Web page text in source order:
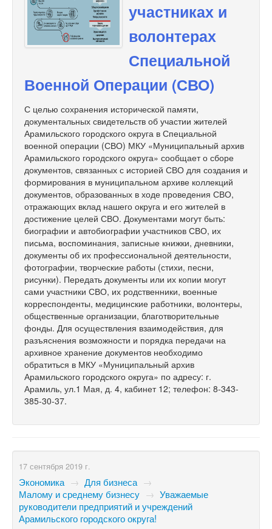
участниках и
волонтерах
Специальной
Военной Операции (СВО)
С целью сохранения исторической памяти,
документальных свидетельств об участии жителей
Арамильского городского округа в Специальной
военной операции (СВО) МКУ «Муниципальный архив
Арамильского городского округа» сообщает о сборе
документов, связанных с историей СВО для создания и
формирования в муниципальном архиве коллекций
документов, образованных в ходе проведения СВО,
отражающих вклад нашего округа и его жителей в
достижение целей СВО. Документами могут быть:
биографии и автобиографии участников СВО, их
письма, воспоминания, записные книжки, дневники,
документы об их профессиональной деятельности,
фотографии, творческие работы (стихи, песни,
рисунки). Передать документы или их копии могут
сами участники СВО, их родственники, военные
корреспонденты, медицинские работники, волонтеры,
общественные организации, благотворительные
фонды. Для осуществления взаимодействия, для
разъяснения возможности и порядка передачи на
архивное хранение документов необходимо
обратиться в МКУ «Муниципальный архив
Арамильского городского округа» по адресу: г.
Арамиль, ул.1 Мая, д. 4, кабинет 12; телефон: 8-343-
385-30-37.
17 сентября 2019 г.
Экономика → Для бизнеса →
Малому и среднему бизнесу → Уважаемые
руководители предприятий и учреждений
Арамильского городского округа!